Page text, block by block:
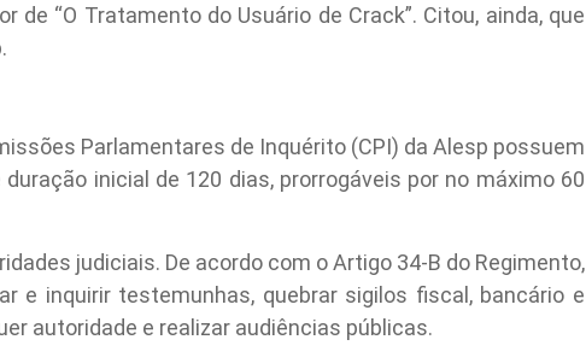
de “O Tratamento do Usuário de Crack”. Citou, ainda, que
Parlamentares de Inquérito (CPI) da Alesp possuem
inicial de 120 dias, prorrogáveis por no máximo 60
judiciais. De acordo com o Artigo 34-B do Regimento,
e inquirir testemunhas, quebrar sigilos fiscal, bancário e
autoridade e realizar audiências públicas.